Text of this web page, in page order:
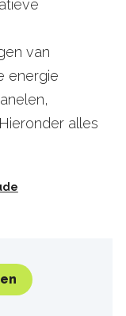
van
energie
alles